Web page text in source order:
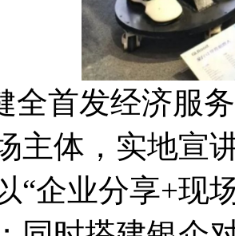
全首发经济服
主体，实地宣
“企业分享+现